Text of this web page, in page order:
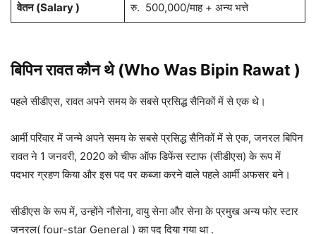
वेतन (Salary ) रु. 500,000/माह + अन्य भत्ते
बिपिन रावत कौन थे (Who Was Bipin Rawat )
पहले सीडीएस, रावत अपने समय के सबसे प्रसिद्ध सैनिकों में से एक थे।
आर्मी परिवार में जन्मे अपने समय के सबसे प्रसिद्ध सैनिकों में से एक, जनरल बिपिन
रावत ने 1 जनवरी, 2020 को चीफ ऑफ डिफेंस स्टाफ (सीडीएस) के रूप में
पदभार ग्रहण किया और इस पद पर कब्जा करने वाले पहले आर्मी अफसर बने।
सीडीएस के रूप में, उन्होंने नौसेना, वायु सेना और सेना के प्रमुख अन्य फोर स्टार
जनरल( four-star General ) का पद दिया गया था .